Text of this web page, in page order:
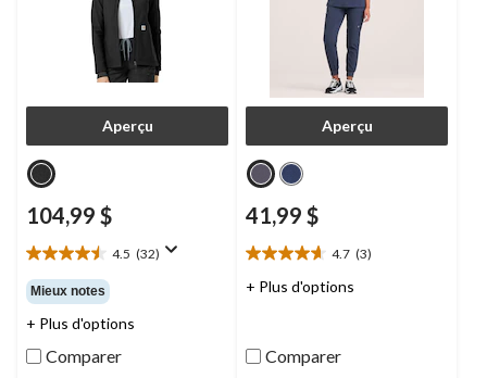
Aperçu
104,99 $
4.5 (32)
4.5
étoile(s)
sur
5.
32
évaluations
Mieux notes
+ Plus d'options
Comparer
Aperçu
41,99 $
4.7 (3)
4.7
étoile(s)
3
évaluations
+ Plus d'options
Comparer